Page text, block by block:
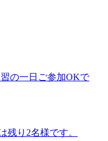
の一日ご参加OKで
残り2名様です。